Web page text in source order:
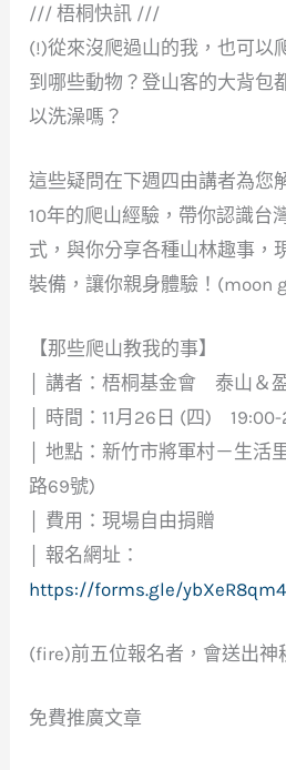
/// 梧桐快訊 ///
(!)從來沒爬過山的我，也可以
到哪些動物？登山客的大背包
以洗澡嗎？
這些疑問在下週四由講者為您
10年的爬山經驗，帶你認識台
式，與你分享各種山林趣事，
裝備，讓你親身體驗！(moon
【那些爬山教我的事】
│ 講者：梧桐基金會 泰山＆
│ 時間：11月26日 (四) 19:00-
│ 地點：新竹市將軍村－生
路69號)
│ 費用：現場自由捐贈
│ 報名網址：
https://forms.gle/
(fire)前五位報名者，會送出神
免費推廣文章